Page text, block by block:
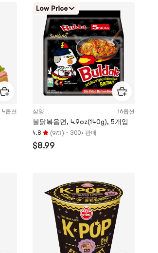
개
4옵션
Low Price
삼양 16옵션
불닭볶음면, 4.9oz(140g), 5개입
4.8
평
점
(973) · 300+ 판매
$8.99